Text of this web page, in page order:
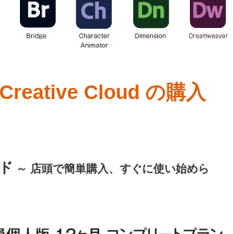
Cloud の購入
～ 店頭で簡単購入、すぐに使い始めら